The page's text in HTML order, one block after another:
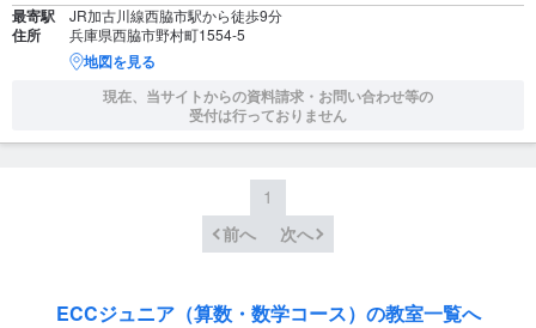
最寄駅 JR加古川線西脇市駅から徒歩9分
住所 兵庫県西脇市野村町1554-5
地図を見る
現在、当サイトからの資料請求・お問い合わせ等の
受付は行っておりません
1
前へ
次へ
ECCジュニア（算数・数学コース）の教室一覧へ